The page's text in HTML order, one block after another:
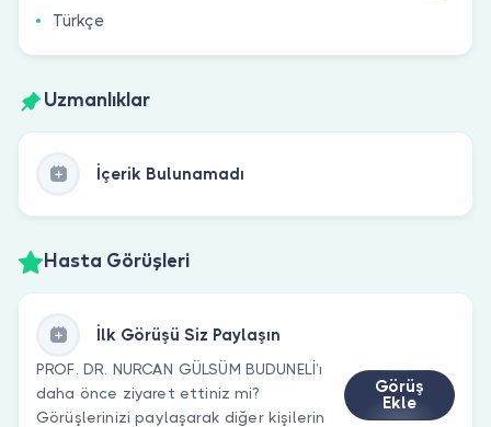
Türkçe
Uzmanlıklar
İçerik Bulunamadı
Hasta Görüşleri
İlk Görüşü Siz Paylaşın
PROF. DR. NURCAN GÜLSÜM BUDUNELİ’ı
daha önce ziyaret ettiniz mi?
Görüşlerinizi paylaşarak diğer kişilerin
Görüş
Ekle